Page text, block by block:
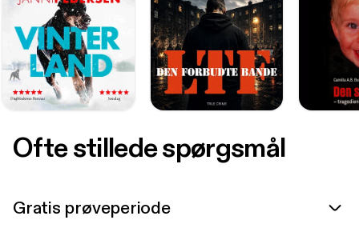
Ofte stillede spørgsmål
Gratis prøveperiode